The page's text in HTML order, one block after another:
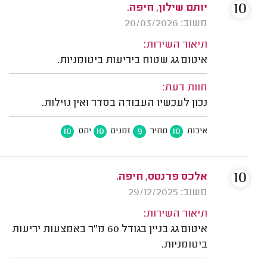
יותם שילון, חיפה.
משוב: 20/03/2026
תיאור השירות:
איטום גג שטוח ביריעות ביטומניות.
חוות דעת:
נכון לעכשיו העבודה בסדר ואין נזילות.
איכות 10 מחיר 9 זמנים 10 יחס 10
10
אלכס פרנטס, חיפה.
משוב: 29/12/2025
תיאור השירות:
איטום גג בניין בגודל 60 מ"ר באמצעות יריעות
ביטומניות.
10